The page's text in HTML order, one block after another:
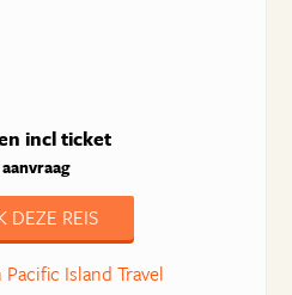
incl ticket
DEZE REIS
Island Travel